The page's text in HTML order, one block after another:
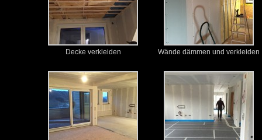
Decke verkleiden Wände dämmen und verkleiden